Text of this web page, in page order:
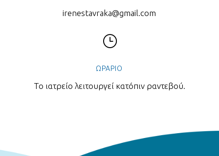
irenestavraka@gmail.com
}
ΩΡΑΡΙΟ
Το ιατρείο λειτουργεί κατόπιν ραντεβού.